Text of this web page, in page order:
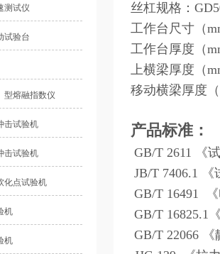
测试仪
试验台
型熔融指数仪
击试验机
击试验机
化点试验机
机
机
丝杠规格：
工作台尺寸（
工作台厚度（
上横梁厚度（
移动横梁厚度（
产品标准：
GB/T 2611 《
JB/T 7406.1
GB/T 16491 《
GB/T 16825.1
GB/T 22066